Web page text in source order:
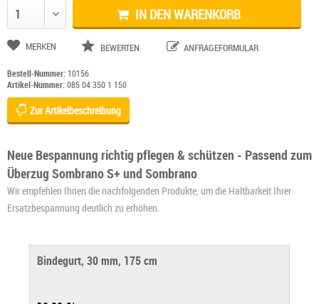
IN DEN WARENKORB
MERKEN BEWERTEN ANFRAGEFORMULAR
Bestell-Nummer:10156
Artikel-Nummer:085 04 350 1 150
Zur Artikelbeschreibung
Neue Bespannung richtig pflegen & schützen - Passend zum
Überzug Sombrano S+ und Sombrano
Wir empfehlen Ihnen die nachfolgenden Produkte, um die Haltbarkeit Ihrer
Ersatzbespannung deutlich zu erhöhen.
Bindegurt, 30 mm, 175 cm